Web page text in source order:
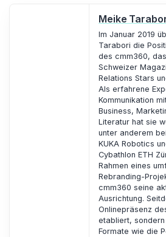
Meike
Im Januar 2019
Tarabori die
des cmm360,
Schweizer
Relations Stars
Als erfahrene
Kommunikation
Business,
Literatur hat sie
unter anderem
KUKA Robotics
Cybathlon ETH
Rahmen eines
Rebranding-
cmm360 seine
Ausrichtung.
Onlinepräsenz
etabliert,
Formate wie die